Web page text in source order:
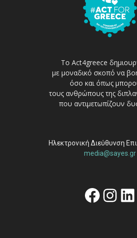
Το Act4greece
με μοναδικό σκοπό να
όσο και όπως
τους ανθρώπους της
που αντιμετωπίζουν
Ηλεκτρονική Διεύθυνση
media@sayes.gr